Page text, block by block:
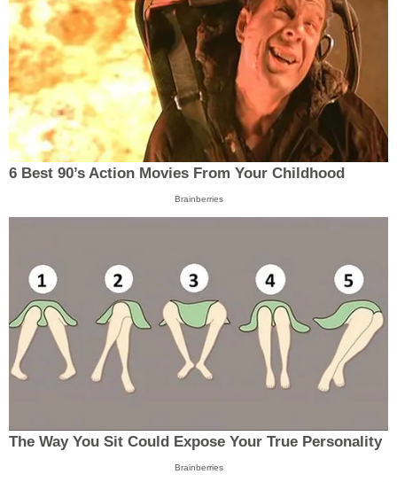
6 Best 90’s Action Movies From Your Childhood
Brainberries
The Way You Sit Could Expose Your True Personality
Brainberries